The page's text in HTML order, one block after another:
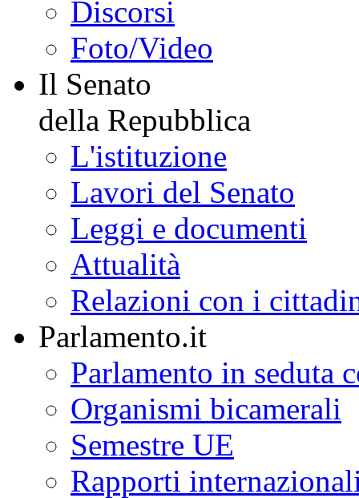
Discorsi
Foto/Video
Il Senato
della Repubblica
L'istituzione
Lavori del Senato
Leggi e documenti
Attualità
Relazioni con i
Parlamento.it
Parlamento in seduta
Organismi bicamerali
Semestre UE
Rapporti